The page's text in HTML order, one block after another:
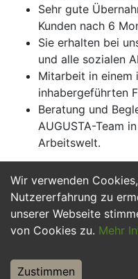
Wir verwenden
Nutzererfahrung zu
unserer Webseite
von Cookies zu. Mehr
Zustimmen
Sehr gute
Kunden nach 6
Sie erhalten bei
und alle sozialen
Mitarbeit in einem
inhabergeführten
Beratung und
AUGUSTA-Team
Arbeitswelt.